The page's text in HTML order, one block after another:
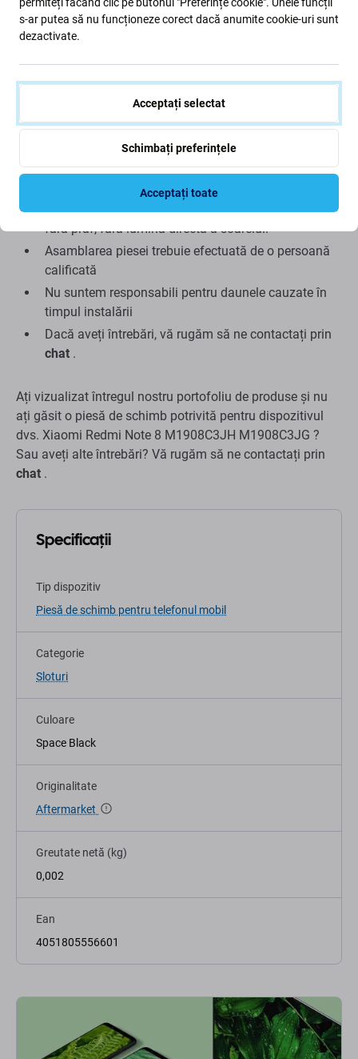
aspectul. Pentru a afla mai multe despre calitate, citiți
blogul nostru, unde ne concentrăm mai mult pe calitate.
Asamblare și sfaturi:
Pentru asamblare sau dezasamblare sunt necesare
unelte speciale, care pot fi găsite în oferta noastră
În timpul asamblării, acordați atenție părților fragile
ale conectorilor
testați funcționalitatea piesei înainte de asamblare
Încercați să efectuați reparațiile într-un mediu uscat,
fără praf, fără lumina directă a soarelui.
Asamblarea piesei trebuie efectuată de o persoană
calificată
Nu suntem responsabili pentru daunele cauzate în
timpul instalării
Dacă aveți întrebări, vă rugăm să ne contactați prin
chat .
Ați vizualizat întregul nostru portofoliu de produse și nu
ați găsit o piesă de schimb potrivită pentru dispozitivul
dvs. Xiaomi Redmi Note 8 M1908C3JH M1908C3JG ?
Sau aveți alte întrebări? Vă rugăm să ne contactați prin
chat .
Specificații
Tip dispozitiv
Piesă de schimb pentru telefonul mobil
Categorie
Sloturi
Culoare
Space Black
Originalitate
Aftermarket
Greutate netă (kg)
0,002
Ean
4051805556601
permiteți făcând clic pe butonul "Preferințe cookie". Unele funcții
s-ar putea să nu funcționeze corect dacă anumite cookie-uri sunt
dezactivate.
Acceptați selectat
Schimbați preferințele
Acceptați toate